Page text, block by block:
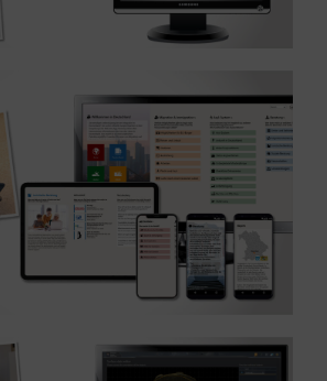
Entwicklung – Branche
...
...